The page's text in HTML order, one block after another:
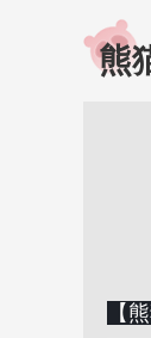
熊
【